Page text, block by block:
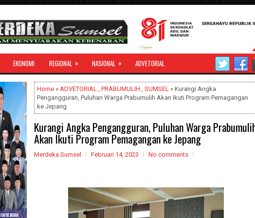
EKONOMI REGIONAL » NASIONAL » ADVETORIAL
Home » ADVETORIAL , PRABUMULIH , SUMSEL » Kurangi Angka
Pengangguran, Puluhan Warga Prabumulih Akan Ikuti Program Pemagangan
ke Jepang
Kurangi Angka Pengangguran, Puluhan Warga
Akan Ikuti Program Pemagangan ke Jepang
Merdeka Sumsel Februari 14, 2023 No comments